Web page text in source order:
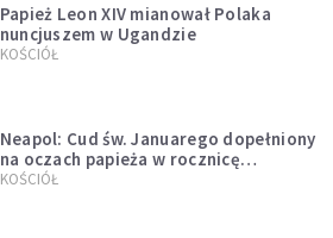
Papież Leon XIV mianował Polaka
nuncjuszem w Ugandzie
KOŚCIÓŁ
Neapol: Cud św. Januarego dopełniony
na oczach papieża w rocznicę
pontyfikatu!
KOŚCIÓŁ